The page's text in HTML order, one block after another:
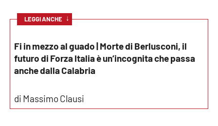
Vibo Valentia
Cosenza
LEGGI ANCHE ↓
Fi in mezzo al guado | Morte di Berlusconi, il
futuro di Forza Italia è un’incognita che passa
anche dalla Calabria
di Massimo Clausi